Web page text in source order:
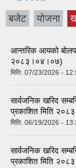
बजेट योजना
आन्तरिक आयको
२०८३।०४।०७)
मिति: 07/23/2026 -
सार्वजनिक खरिद
प्रकाशित मिति
मिति: 06/19/2026 -
सार्वजनिक खरिद
प्रकाशित मिति